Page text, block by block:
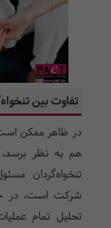
تفاوت بین
در ظاهر ممکن
هم به نظر
تنخواه‌گردان
شرکت است، در
تحلیل تمام